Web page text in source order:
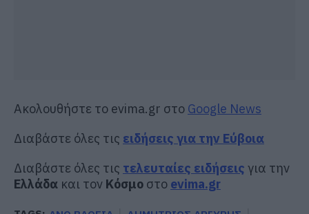
Ακολουθήστε το evima.gr στο Google News
Διαβάστε όλες τις ειδήσεις για την Εύβοια
Διαβάστε όλες τις τελευταίες ειδήσεις για την
Ελλάδα και τον Κόσμο στο evima.gr